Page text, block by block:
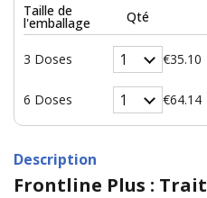
Taille de
l'emballage Qté
3 Doses €35.10
6 Doses €64.14
Description
Frontline Plus :